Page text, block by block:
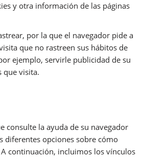
y otra información de las páginas
por la que el navegador pide a
que no rastreen sus hábitos de
ejemplo, servirle publicidad de su
que visita.
consulte la ayuda de su navegador
diferentes opciones sobre cómo
continuación, incluimos los vínculos